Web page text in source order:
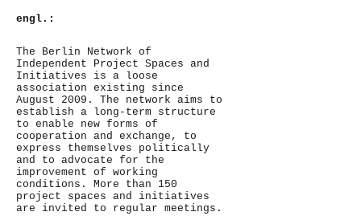
engl.:
The Berlin Network of
Independent Project Spaces and
Initiatives is a loose
association existing since
August 2009. The network aims to
establish a long-term structure
to enable new forms of
cooperation and exchange, to
express themselves politically
and to advocate for the
improvement of working
conditions. More than 150
project spaces and initiatives
are invited to regular meetings.